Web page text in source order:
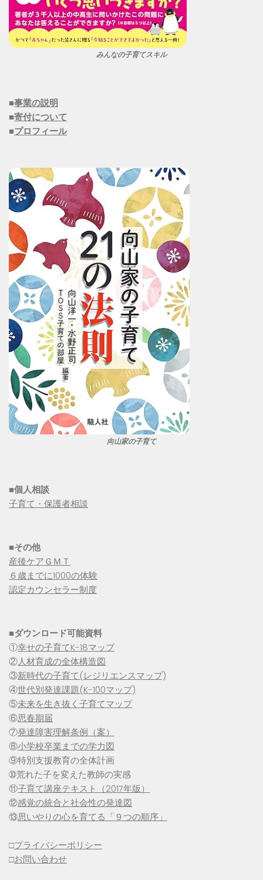
みんなの子育てスキル
■事業の説明
■寄付について
■プロフィール
向山家の子育て
■個人相談
子育て・保護者相談
■その他
産後ケアＧＭＴ
６歳までに1000の体験
認定カウンセラー制度
■ダウンロード可能資料
①幸せの子育てK-18マップ
②人材育成の全体構造図
③新時代の子育て(レジリエンスマップ)
④世代別発達課題(K-100マップ)
⑤未来を生き抜く子育てマップ
⑥思春期届
⑦発達障害理解条例（案）
⑧小学校卒業までの学力図
⑨特別支援教育の全体計画
➉荒れた子を変えた教師の実感
⑪子育て講座テキスト（2017年版）
⑫感覚の統合と社会性の発達図
⑬思いやりの心を育てる「９つの順序」
□プライバシーポリシー
□お問い合わせ